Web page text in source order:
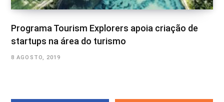
Programa Tourism Explorers apoia criação de
startups na área do turismo
8 AGOSTO, 2019